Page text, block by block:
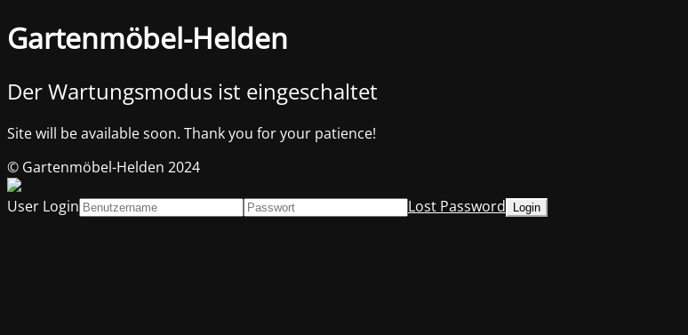
Gartenmöbel-Helden
Der Wartungsmodus ist eingeschaltet
Site will be available soon. Thank you for your patience!
© Gartenmöbel-Helden 2024
User Login
Lost Password